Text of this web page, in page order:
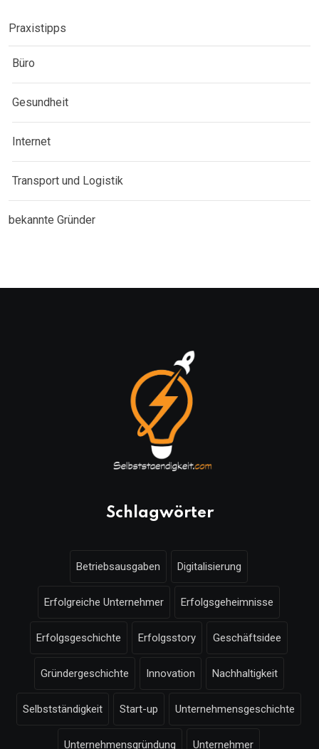
Praxistipps
Büro
Gesundheit
Internet
Transport und Logistik
bekannte Gründer
Schlagwörter
Betriebsausgaben Digitalisierung
Erfolgreiche Unternehmer Erfolgsgeheimnisse
Erfolgsgeschichte Erfolgsstory Geschäftsidee
Gründergeschichte Innovation Nachhaltigkeit
Selbstständigkeit Start-up Unternehmensgeschichte
Unternehmensgründung Unternehmer